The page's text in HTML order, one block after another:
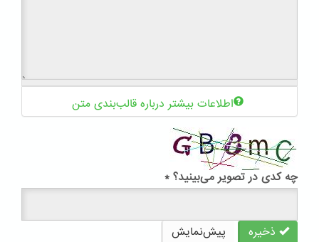
اطلاعات بیشتر درباره قالب‌بندی متن
چه کدی در تصویر می‌بینید؟ *
ذخیره پیش‌نمایش